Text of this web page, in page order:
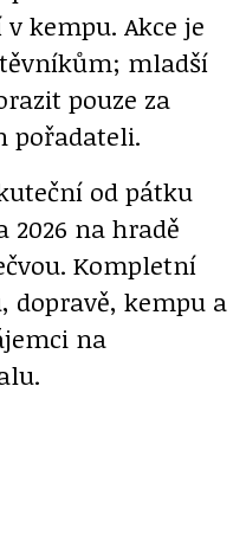
kempu. Akce je
mladší
pouze za
pořadateli.
od pátku
2026 na hradě
Kompletní
dopravě, kempu a
na